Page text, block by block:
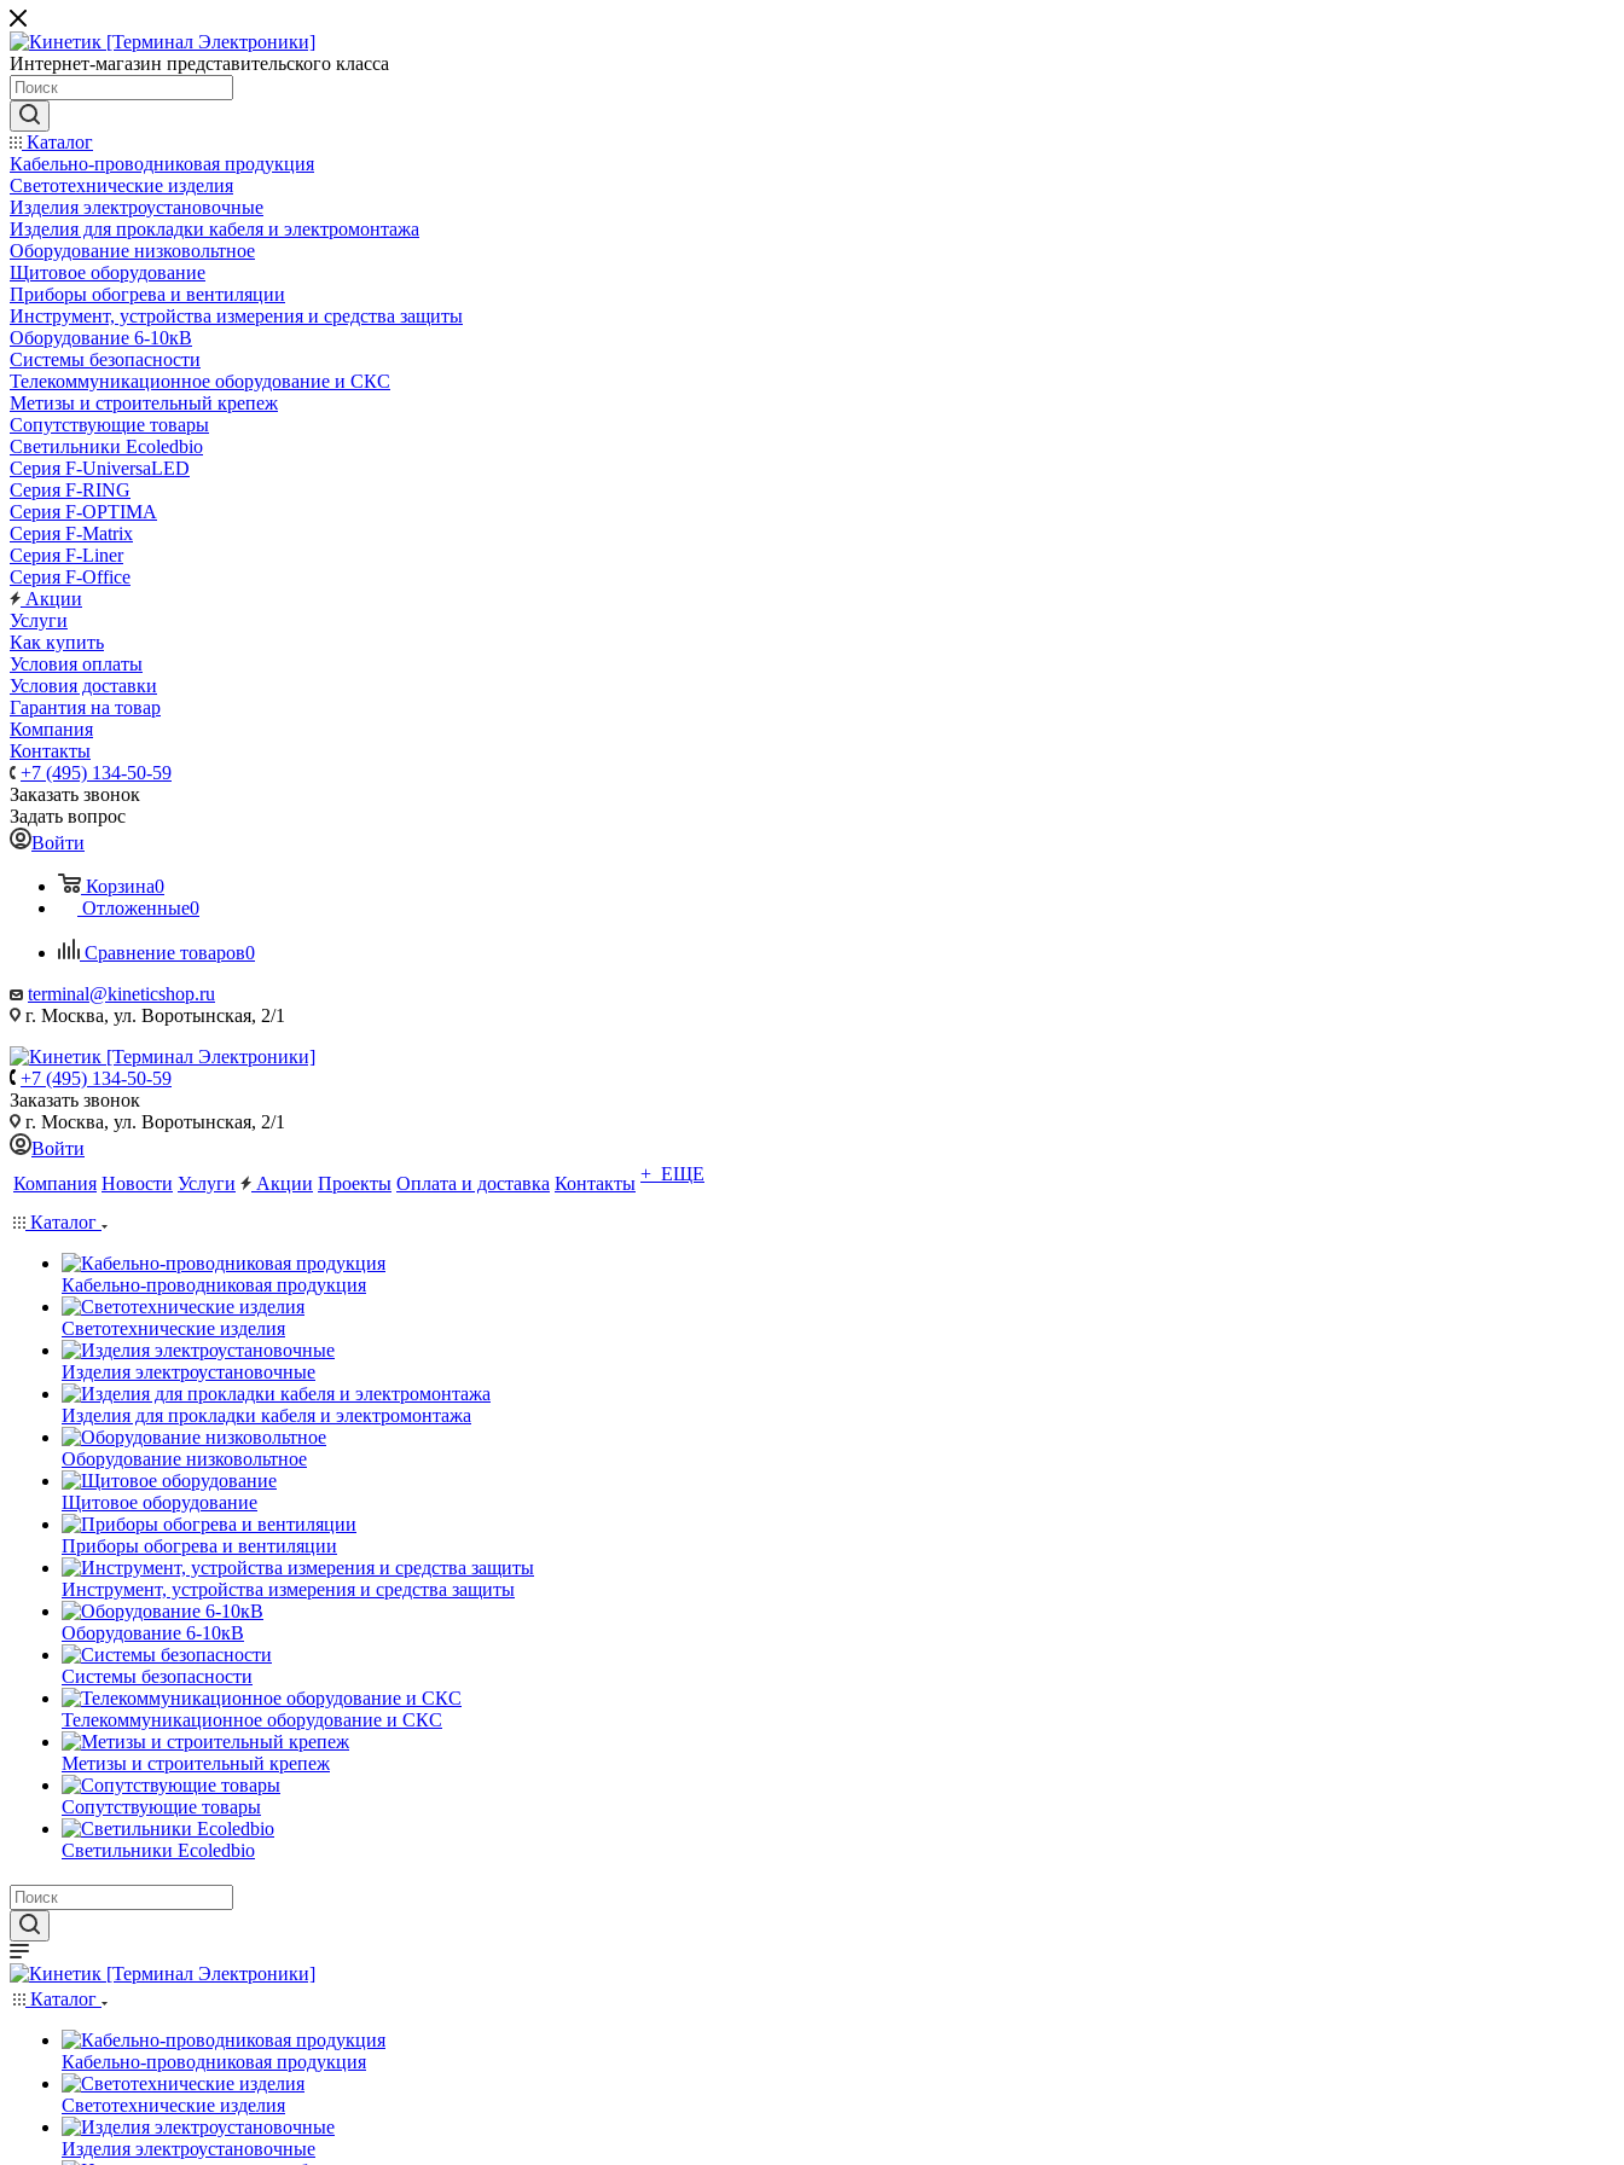
Интернет-магазин представительского класса
Каталог
Кабельно-проводниковая продукция
Светотехнические изделия
Изделия электроустановочные
Изделия для прокладки кабеля и электромонтажа
Оборудование низковольтное
Щитовое оборудование
Приборы обогрева и вентиляции
Инструмент, устройства измерения и средства защиты
Оборудование 6-10кВ
Системы безопасности
Телекоммуникационное оборудование и СКС
Метизы и строительный крепеж
Сопутствующие товары
Светильники Ecoledbio
Серия F-UniversaLED
Серия F-RING
Серия F-OPTIMA
Серия F-Matrix
Серия F-Liner
Серия F-Office
Акции
Услуги
Как купить
Условия оплаты
Условия доставки
Гарантия на товар
Компания
Контакты
+7 (495) 134-50-59
Заказать звонок
Задать вопрос
Войти
Корзина0
Отложенные0
Сравнение товаров0
terminal@kineticshop.ru
г. Москва, ул. Воротынская, 2/1
+7 (495) 134-50-59
Заказать звонок
г. Москва, ул. Воротынская, 2/1
Войти
Компания Новости Услуги Акции Проекты Оплата и доставка Контакты + ЕЩЕ
Каталог
Кабельно-проводниковая продукция
Светотехнические изделия
Изделия электроустановочные
Изделия для прокладки кабеля и электромонтажа
Оборудование низковольтное
Щитовое оборудование
Приборы обогрева и вентиляции
Инструмент, устройства измерения и средства защиты
Оборудование 6-10кВ
Системы безопасности
Телекоммуникационное оборудование и СКС
Метизы и строительный крепеж
Сопутствующие товары
Светильники Ecoledbio
Каталог
Кабельно-проводниковая продукция
Светотехнические изделия
Изделия электроустановочные